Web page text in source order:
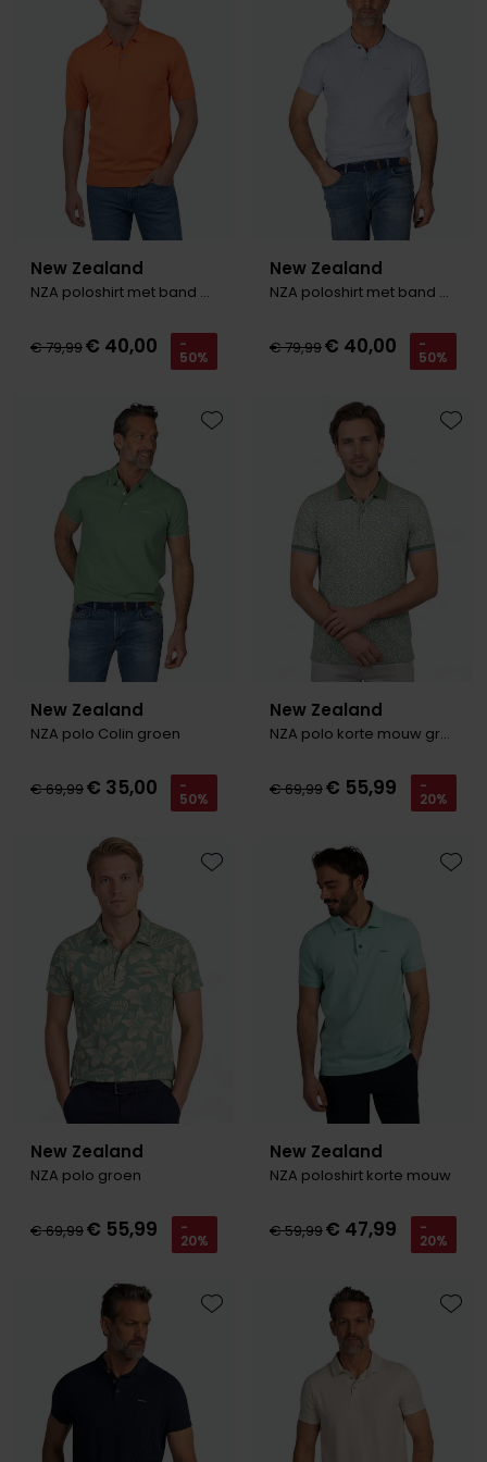
Olymp
People of Shibuya
PME Legend
Pierre Cardin
Polo Ralph Lauren
Portofino
R2
Roy Robson
Schiesser
Secrid
State of Art
Superdry
Thomas Maine
Tramarossa
Vanguard
New Zealand
NZA poloshirt met band Sergio oranje
€ 79,99€ 40,00 -
50%
New Zealand
NZA poloshirt met band Sergio lichtblauw
€ 79,99€ 40,00 -
50%
New Zealand
NZA polo Colin groen
€ 69,99€ 35,00 -
50%
Toevoegen aan favorieten
New Zealand
NZA polo korte mouw groen
€ 69,99€ 55,99 -
20%
New Zealand
NZA polo groen
€ 69,99€ 55,99 -
20%
Toevoegen aan favorieten
New Zealand
NZA poloshirt korte mouw
€ 59,99€ 47,99 -
20%
Toevoegen aan favorieten